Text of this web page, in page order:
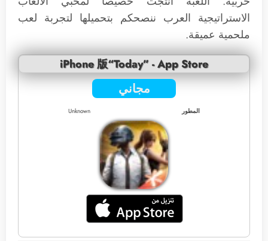
الاستراتيجية العرب ننصحكم بتحميلها لتجربة لعب
ملحمية عميقة.
iPhone 版“Today” - App Store
مجاني
المطور Unknown